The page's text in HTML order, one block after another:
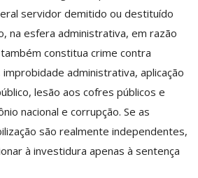
servidor demitido ou destituído
na esfera administrativa, em razão
constitua crime contra
administrativa, aplicação
lesão aos cofres públicos e
nacional e corrupção. Se as
são realmente independentes,
à investidura apenas à sentença